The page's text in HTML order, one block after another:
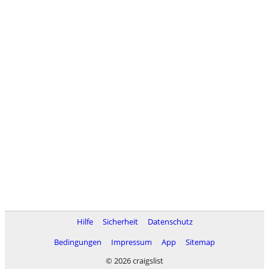
Hilfe Sicherheit
Datenschutz
Bedingungen
Impressum App
Sitemap
© 2026 craigslist